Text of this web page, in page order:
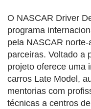
O NASCAR Driver
programa
pela NASCAR norte-
parceiras. Voltado a
projeto oferece uma
carros Late Model,
mentorias com
técnicas a centros